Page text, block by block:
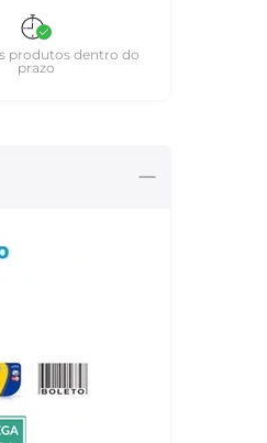
produtos dentro do
prazo